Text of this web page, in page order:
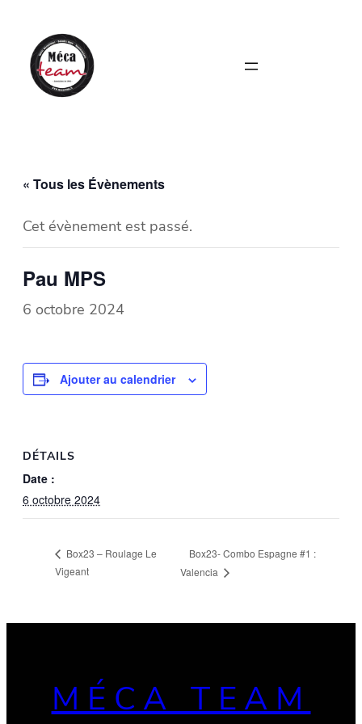
« Tous les Évènements
Cet évènement est passé.
Pau MPS
6 octobre 2024
Ajouter au calendrier
DÉTAILS
Date :
6 octobre 2024
Box23 – Roulage Le
Vigeant
Box23- Combo Espagne #1 :
Valencia
MÉCA TEAM